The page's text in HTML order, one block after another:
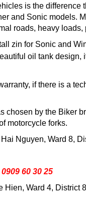
is the difference
and Sonic models.
roads, heavy loads,
zin for Sonic and
oil tank
if there is a
chosen by the Biker
motorcycle forks.
Nguyen, Ward 8,
60 30 25
Hien, Ward 4, District